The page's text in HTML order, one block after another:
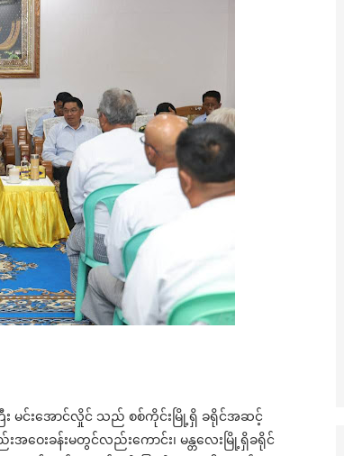
ြီး မင်းအောင်လှိုင် သည် စစ်ကိုင်းမြို့ရှိ ခရိုင်အဆင့်
အဝေးခန်းမတွင်လည်းကောင်း၊ မန္တလေးမြို့ရှိခရိုင်